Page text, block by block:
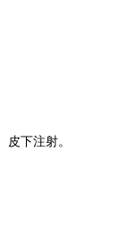
下注射。